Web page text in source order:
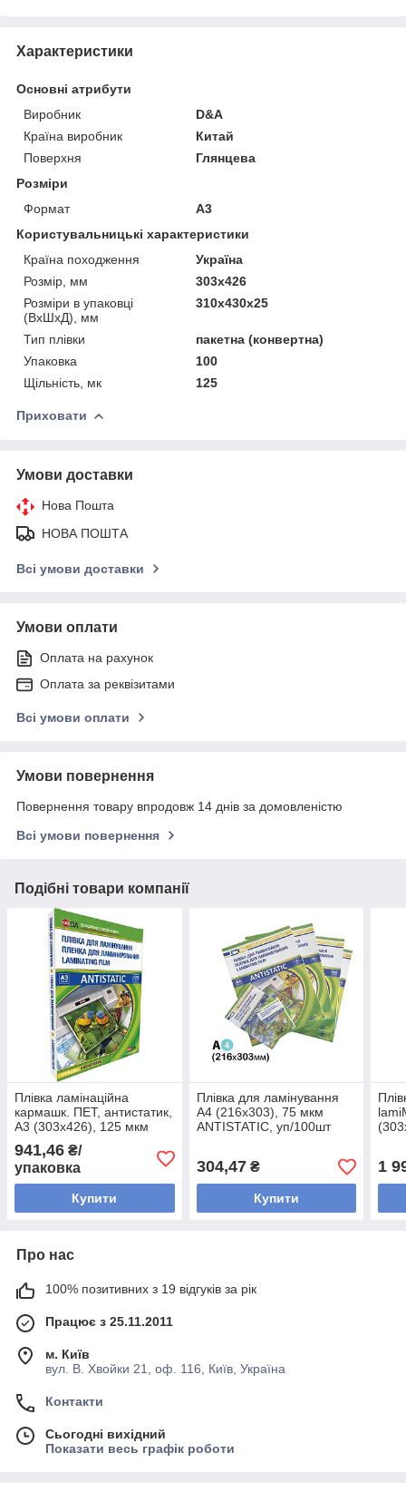
Характеристики
Основні атрибути
Виробник
D&A
Країна виробник
Китай
Поверхня
Глянцева
Розміри
Формат
A3
Користувальницькі характеристики
Країна походження
Україна
Розмір, мм
303х426
Розміри в упаковці
(ВхШхД), мм
310х430х25
Тип плівки
пакетна (конвертна)
Упаковка
100
Щільність, мк
125
Приховати
Умови доставки
Нова Пошта
НОВА ПОШТА
Всі умови доставки
Умови оплати
Оплата на рахунок
Оплата за реквізитами
Всі умови оплати
Умови повернення
Повернення товару впродовж 14 днів за домовленістю
Всі умови повернення
Подібні товари компанії
Плівка ламінаційна
кармашк. ПЕТ, антистатик,
A3 (303х426), 125 мкм
(75/50) YLG-ANTISTATIC,
уп/100шт, ТМ DA
941,46 ₴/
упаковка
Купити
Плівка для ламінування
A4 (216х303), 75 мкм
ANTISTATIC, уп/100шт
304,47₴
Купити
1
Про нас
100% позитивних з 19 відгуків за рік
Працює з 25.11.2011
м. Київ
вул. В. Хвойки 21, оф. 116, Київ, Україна
Контакти
Сьогодні вихідний
Показати весь графік роботи